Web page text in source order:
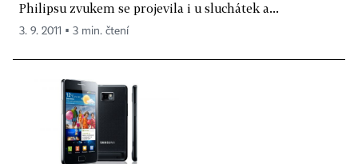
Philipsu zvukem se projevila i u sluchátek a...
3. 9. 2011 ▪ 3 min. čtení